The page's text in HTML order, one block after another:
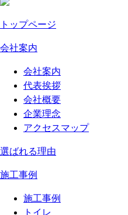
トップページ
会社案内
会社案内
代表挨拶
会社概要
企業理念
アクセスマップ
選ばれる理由
施工事例
施工事例
トイレ